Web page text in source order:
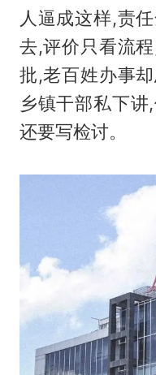
人逼成这样,责
去,评价只看流
批,老百姓办事
乡镇干部私下
还要写检讨。